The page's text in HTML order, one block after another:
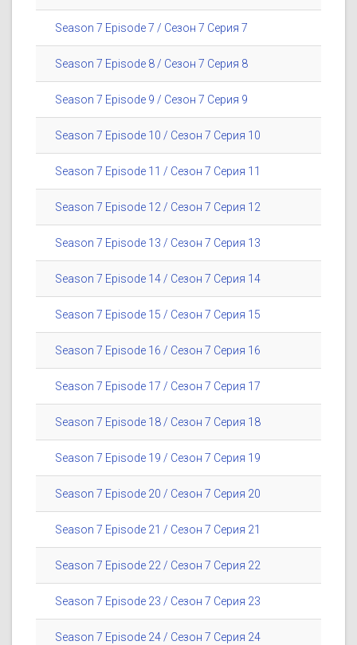
Season 7 Episode 7 / Сезон 7 Серия 7
Season 7 Episode 8 / Сезон 7 Серия 8
Season 7 Episode 9 / Сезон 7 Серия 9
Season 7 Episode 10 / Сезон 7 Серия 10
Season 7 Episode 11 / Сезон 7 Серия 11
Season 7 Episode 12 / Сезон 7 Серия 12
Season 7 Episode 13 / Сезон 7 Серия 13
Season 7 Episode 14 / Сезон 7 Серия 14
Season 7 Episode 15 / Сезон 7 Серия 15
Season 7 Episode 16 / Сезон 7 Серия 16
Season 7 Episode 17 / Сезон 7 Серия 17
Season 7 Episode 18 / Сезон 7 Серия 18
Season 7 Episode 19 / Сезон 7 Серия 19
Season 7 Episode 20 / Сезон 7 Серия 20
Season 7 Episode 21 / Сезон 7 Серия 21
Season 7 Episode 22 / Сезон 7 Серия 22
Season 7 Episode 23 / Сезон 7 Серия 23
Season 7 Episode 24 / Сезон 7 Серия 24